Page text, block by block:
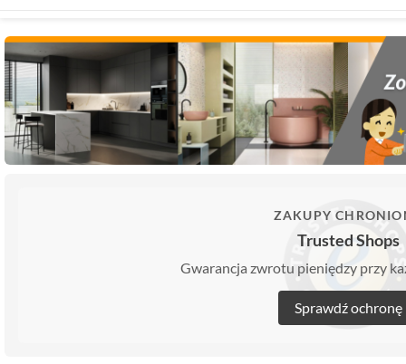
ZAKUPY
Trusted Shops
Gwarancja zwrotu pieniędzy przy
Sprawdź ochronę